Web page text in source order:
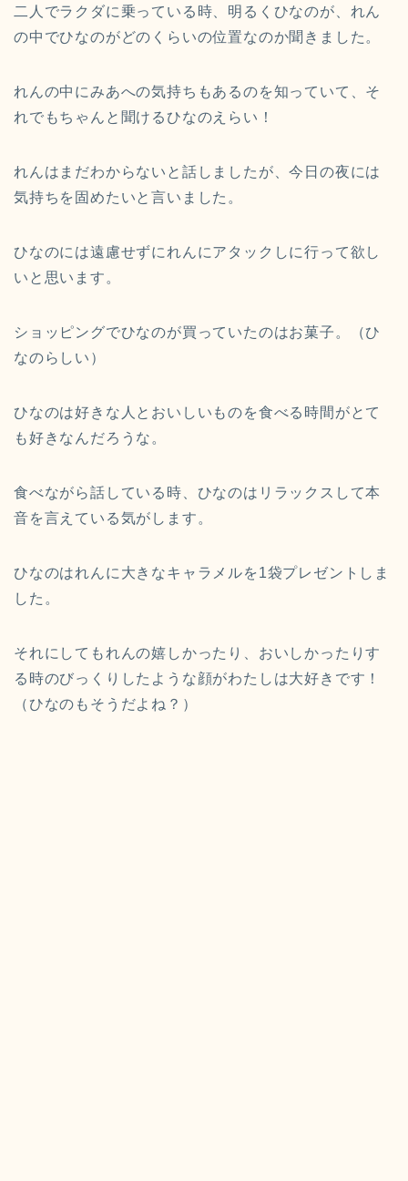
二人でラクダに乗っている時、明るくひなのが、れん
の中でひなのがどのくらいの位置なのか聞きました。
れんの中にみあへの気持ちもあるのを知っていて、そ
れでもちゃんと聞けるひなのえらい！
れんはまだわからないと話しましたが、今日の夜には
気持ちを固めたいと言いました。
ひなのには遠慮せずにれんにアタックしに行って欲し
いと思います。
ショッピングでひなのが買っていたのはお菓子。（ひ
なのらしい）
ひなのは好きな人とおいしいものを食べる時間がとて
も好きなんだろうな。
食べながら話している時、ひなのはリラックスして本
音を言えている気がします。
ひなのはれんに大きなキャラメルを1袋プレゼントしま
した。
それにしてもれんの嬉しかったり、おいしかったりす
る時のびっくりしたような顔がわたしは大好きです！
（ひなのもそうだよね？）